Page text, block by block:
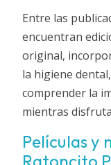
Entre las
encuentran
original,
la higiene
comprender la
mientras
Películas y
Ratoncito